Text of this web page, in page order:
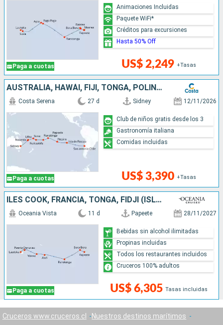
Paga a cuotas US$ 2,249 +Tasas
Animaciones Incluidas
Paquete WiFi*
Créditos para excursiones
Hasta 50% Off
AUSTRALIA, HAWÁI, FIJI, TONGA, POLINESIA, CHILE
Paga a cuotas
Costa Serena 27 d Sidney 12/11/2026
US$ 3,390 +Tasas
Club de niños gratis desde los 3
Gastronomía italiana
Comidas incluidas
ILES COOK, FRANCIA, TONGA, FIDJI (ISLAS)
Paga a cuotas
Oceania Vista 11 d Papeete 28/11/2027
US$ 6,305 Tasas incluidas
Bebidas sin alcohol ilimitadas
Propinas incluidas
Todos los restaurantes incluidos
Cruceros 100% adultos
Cruceros www.cruceros.cl
Nuestros destinos marítimos